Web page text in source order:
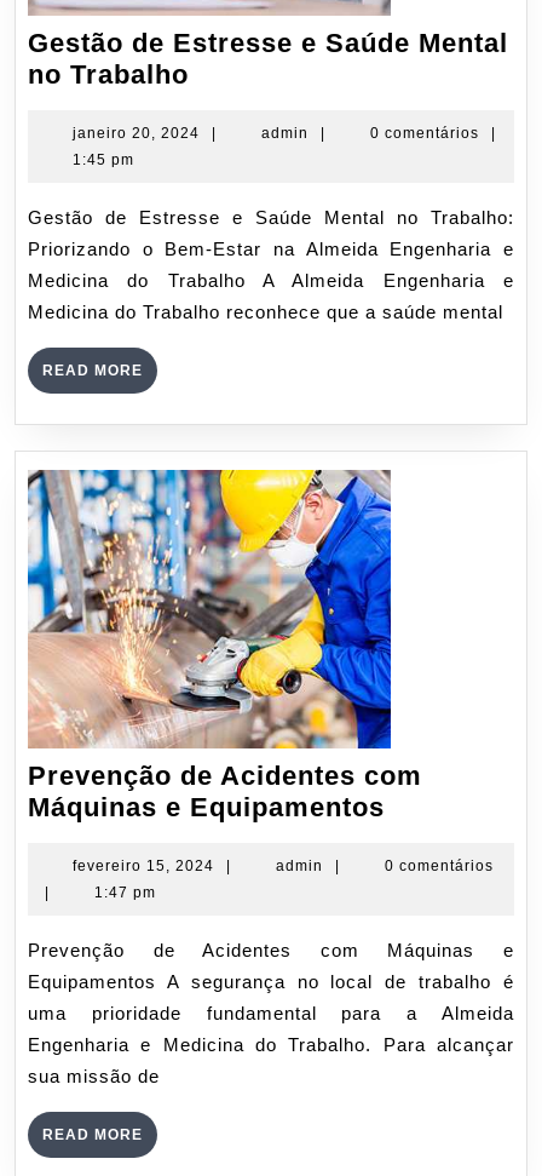
Gestão de Estresse e Saúde Mental
no Trabalho
Estresse
Mental
no
Trabalho
janeiro 20, 2024
janeiro
| admin admin
| 0 comentários
|
1:45 pm
Gestão de Estresse e Saúde Mental no Trabalho:
Priorizando o Bem-Estar na Almeida Engenharia e
Medicina do Trabalho A Almeida Engenharia e
Medicina do Trabalho reconhece que a saúde mental
READ MORE READ
MORE
Prevenção de Acidentes com
Máquinas e Equipamentos
Acidentes
e
fevereiro 15, 2024
fevereiro
| admin admin
|
0 comentários
|
1:47 pm
Prevenção de Acidentes com Máquinas e
Equipamentos A segurança no local de trabalho é
uma prioridade fundamental para a Almeida
Engenharia e Medicina do Trabalho. Para alcançar
sua missão de
READ MORE READ
MORE